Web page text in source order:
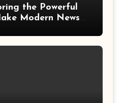
the Powerful
Modern News